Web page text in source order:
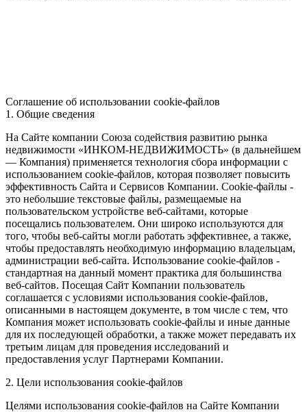
Соглашение об использовании cookie-файлов
1. Общие сведения
На Сайте компании Союза содействия развитию рынка
недвижимости «ИНКОМ-НЕДВИЖИМОСТЬ» (в дальнейшем
— Компания) применяется технология сбора информации с
использованием cookie-файлов, которая позволяет повысить
эффективность Сайта и Сервисов Компании. Сookie-файлы -
это небольшие текстовые файлы, размещаемые на
пользовательском устройстве веб-сайтами, которые
посещались пользователем. Они широко используются для
того, чтобы веб-сайты могли работать эффективнее, а также,
чтобы предоставлять необходимую информацию владельцам,
администрации веб-сайта. Использование cookie-файлов -
стандартная на данный момент практика для большинства
веб-сайтов. Посещая Сайт Компании пользователь
соглашается с условиями использования cookie-файлов,
описанными в настоящем документе, в том числе с тем, что
Компания может использовать cookie-файлы и иные данные
для их последующей обработки, а также может передавать их
третьим лицам для проведения исследований и
предоставления услуг Партнерами Компании.
2. Цели использования cookie-файлов
Целями использования cookie-файлов на Сайте Компании